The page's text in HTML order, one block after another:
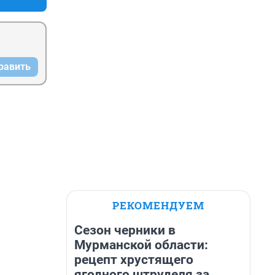
РЕКОМЕНДУЕМ
Сезон черники в
Мурманской области:
рецепт хрустящего